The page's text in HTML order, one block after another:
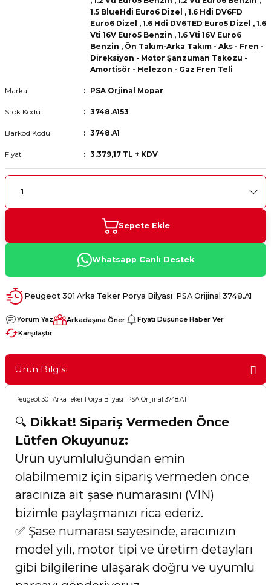
ve Kalorifer Hortumu -
- Volan - Vites Kolu+Teli
- Turbo Borusu - Egr - Hava
Şamandıra - Yakıt Hortumu
Takım- Aks - Fren - Direksiyon
Takozu - Amortisör -
ve Kalorifer Hortumu -
- Volan - Vites Kolu+Teli
Şamandıra - Yakıt Hortumu
ve Kalorifer Hortumu -
- Volan - Vites Kolu+Teli
- Turbo Borusu - Egr - Hava
Şamandıra - Yakıt Hortumu
ve Kalorifer Hortumu -
- Volan - Vites Kolu+Teli
- Turbo Borusu - Egr - Hava
Şamandıra - Yakıt Hortumu
1.5 BlueHdi Euro6 Dizel , 1.6 Hdi DV6FD
Euro6 Dizel , 1.6 Hdi DV6TED Euro5 Dizel , 1.6
Vti 16V Euro5 Benzin , 1.6 Vti 16V Euro6
Benzin , Ön Takım-Arka Takım - Aks - Fren -
Direksiyon - Motor Şanzuman Takozu -
Amortisör - Helezon - Gaz Fren Teli
Marka PSA Orjinal Mopar
Stok Kodu 3748.A153
Barkod Kodu 3748.A1
Fiyat 3.379,17 TL + KDV
Sepete Ekle
Whatsapp Canlı Destek
Peugeot 301 Arka Teker Porya Bilyası PSA Orijinal 3748.A1
Yorum Yaz Arkadaşına Öner
Fiyatı Düşünce Haber Ver
Karşılaştır
Ürün Bilgisi
Peugeot 301 Arka Teker Porya Bilyası PSA Orijinal 3748.A1
🔍 Dikkat! Sipariş Vermeden Önce
Lütfen Okuyunuz:
Ürün uyumluluğundan emin
olabilmemiz için sipariş vermeden önce
aracınıza ait şase numarasını (VIN)
bizimle paylaşmanızı rica ederiz.
✅ Şase numarası sayesinde, aracınızın
model yılı, motor tipi ve üretim detayları
gibi bilgilerine ulaşarak doğru ve uyumlu